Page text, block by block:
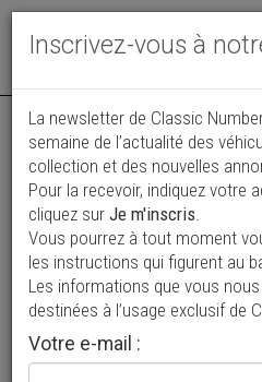
Vos
plus de 4 millions
Ajouter une
Inscrivez-vous à
La newsletter de Classic
semaine de l’actualité des
collection et des nouvelles
Pour la recevoir, indiquez votre
cliquez sur Je m'inscris.
Vous pourrez à tout moment
les instructions qui figurent au
Les informations que vous
destinées à l’usage exclusif de
Votre e-mail :